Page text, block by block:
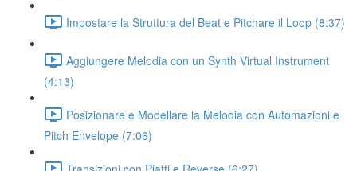
Impostare la Struttura del Beat e Pitchare il Loop (8:37)
Aggiungere Melodia con un Synth Virtual Instrument
(4:13)
Posizionare e Modellare la Melodia con Automazioni e
Pitch Envelope (7:06)